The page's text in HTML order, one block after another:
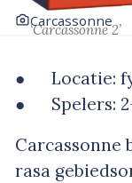
Carcassonne
‘Carcassonne 2’
● Locatie:
● Spelers:
Carcassonne
rasa